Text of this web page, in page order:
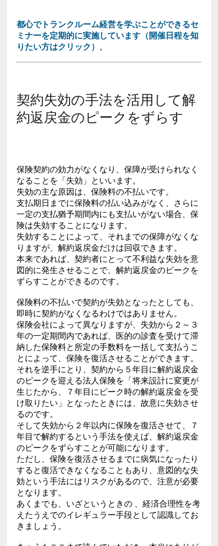
都心でトランクルーム経営を学ぶことができるセ
ミナーを定期的に実施しています（開催日程を知
りたい方はクリック） 。
契約失効の手法を活用して解
約返戻金のピークをずらす
保険契約の効力がなくなり、保障が受けられなく
なることを「失効」といいます。
失効の主な原因は、保険料の不払いです。
支払期日までに保険料の払い込みがなく、さらに
一定の支払猶予期間内にも支払いがない場合、保
険は失効することになります。
失効することによって、それまでの保障がなくな
りますが、解約返戻金だけは回収できます。
本来であれば、契約者にとって不利益な失効を意
図的に発生させることで、解約返戻金のピークを
ずらすことができるのです。
保険料の不払いで契約が失効となったとしても、
即時に契約がなくなるわけではありません。
保険会社によって異なりますが、失効から２～３
年の一定期間内であれば、医的の診査を受けて滞
納した保険料と所定の手数料を一括して支払うこ
とによって、保険を復活させることができます。
それを逆手にとり、契約から５年目に解約返戻金
のピークを迎える法人保険を「将来設計に変更が
生じたから、７年目にピーク時の解約返戻金を受
け取りたい」となったときには、故意に失効させ
るのです。
そして失効から２年以内に保険を復活させて、７
年目で解約するという手法を使えば、解約返戻金
のピークをずらすことが可能になります。
ただし、保険を復活させるまでに病気になったり
すると復活できなくなることもあり、意図的な失
効という手法にはリスクがあるので、注意が必要
となります。
あくまでも、いざというときの 、経済合理性を考
えたうえでのイレギュラー手段として認識してお
きましょう。